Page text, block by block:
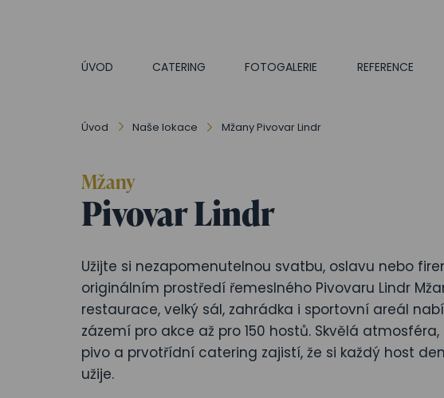
ÚVOD CATERING FOTOGALERIE REFERENCE
Úvod Naše lokace Mžany Pivovar Lindr
Mžany
Pivovar Lindr
Užijte si nezapomenutelnou svatbu, oslavu nebo
originálním prostředí řemeslného Pivovaru Lindr
restaurace, velký sál, zahrádka i sportovní areál
zázemí pro akce až pro 150 hostů. Skvělá
pivo a prvotřídní catering zajistí, že si každý host
užije.